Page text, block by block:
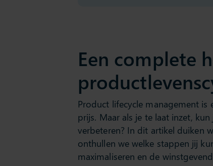
Een complete
Product lifecycle management is
prijs. Maar als je te laat inzet,
verbeteren? In dit artikel duiken
onthullen we welke stappen jij
maximaliseren en de